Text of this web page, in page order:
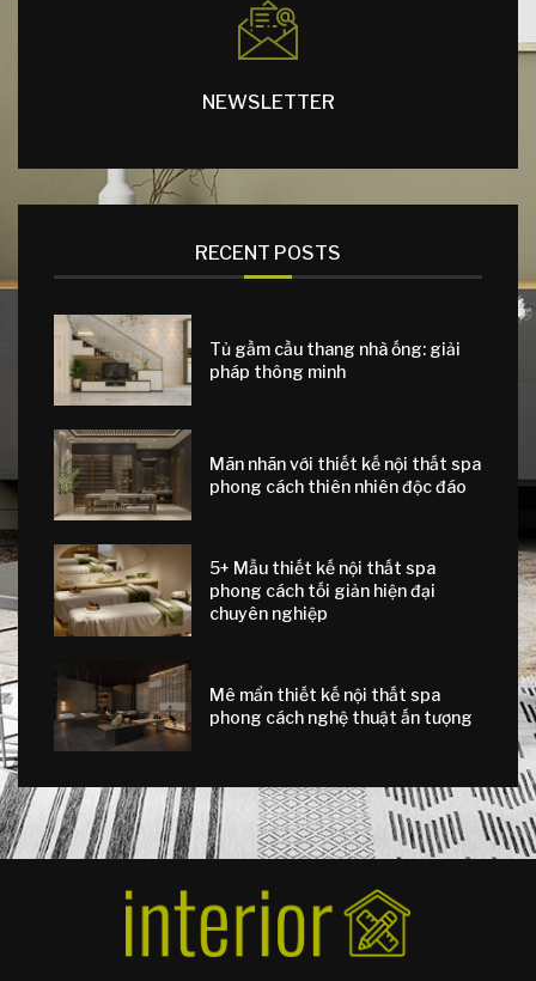
NEWSLETTER
RECENT POSTS
Tủ gầm cầu thang nhà ống: giải
pháp thông minh
Mãn nhãn với thiết kế nội thất spa
phong cách thiên nhiên độc đáo
5+ Mẫu thiết kế nội thất spa
phong cách tối giản hiện đại
chuyên nghiệp
Mê mẩn thiết kế nội thất spa
phong cách nghệ thuật ấn tượng